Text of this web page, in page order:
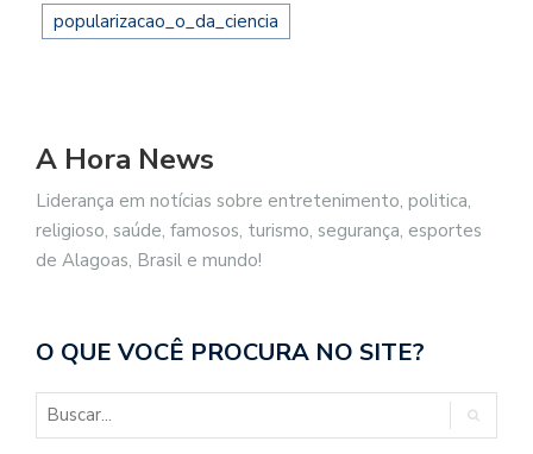
popularizacao_o_da_ciencia
A Hora News
Liderança em notícias sobre entretenimento, politica,
religioso, saúde, famosos, turismo, segurança, esportes
de Alagoas, Brasil e mundo!
O QUE VOCÊ PROCURA NO SITE?